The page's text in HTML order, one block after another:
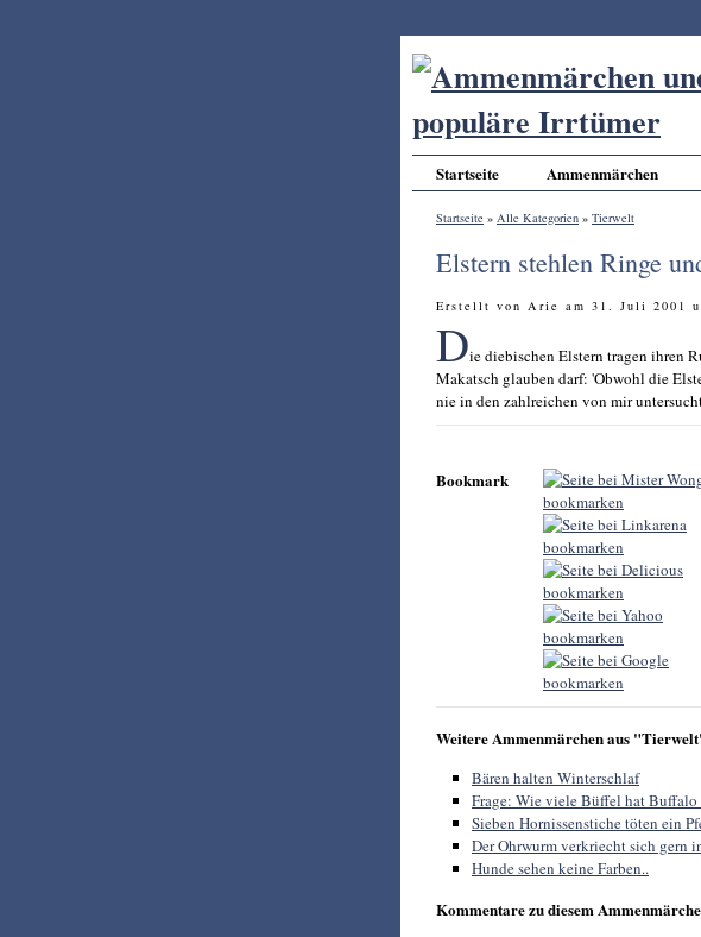
Startseite Ammenmärchen
Startseite » Alle Kategorien » Tierwelt
Elstern stehlen Ringe
Erstellt von Arie am 31. Juli 2001
Die diebischen Elstern tragen ihren
Makatsch glauben darf: 'Obwohl die
nie in den zahlreichen von mir
Bookmark
Weitere Ammenmärchen aus
Bären halten Winterschlaf
Frage: Wie viele Büffel hat Buffalo
Sieben Hornissenstiche töten ein
Der Ohrwurm verkriecht sich gern
Hunde sehen keine Farben..
Kommentare zu diesem